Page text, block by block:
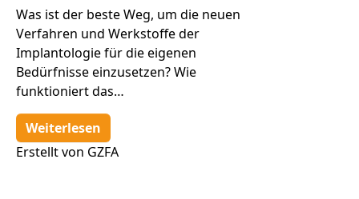
Was ist der beste Weg, um die neuen
Verfahren und Werkstoffe der
Implantologie für die eigenen
Bedürfnisse einzusetzen? Wie
funktioniert das…
Weiterlesen
Erstellt von GZFA